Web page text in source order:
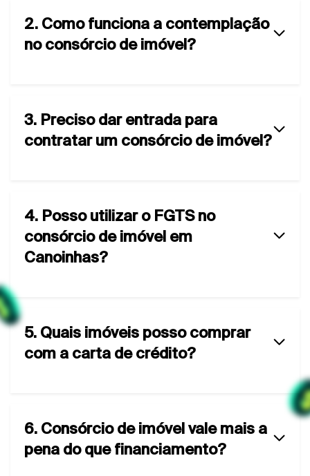
2. Como funciona a contemplação
no consórcio de imóvel?
3. Preciso dar entrada para
contratar um consórcio de imóvel?
4. Posso utilizar o FGTS no
consórcio de imóvel em
Canoinhas?
5. Quais imóveis posso comprar
com a carta de crédito?
6. Consórcio de imóvel vale mais a
pena do que financiamento?